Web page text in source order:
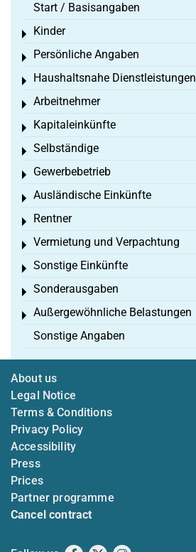
Start / Basisangaben
Kinder
Toggle menu
Persönliche Angaben
Toggle menu
Haushaltsnahe Dienstleistungen
Toggle menu
Arbeitnehmer
Toggle menu
Kapitaleinkünfte
Toggle menu
Selbständige
Toggle menu
Gewerbebetrieb
Toggle menu
Ausländische Einkünfte
Toggle menu
Rentner
Toggle menu
Vermietung und Verpachtung
Toggle menu
Sonstige Einkünfte
Toggle menu
Sonderausgaben
Toggle menu
Außergewöhnliche Belastungen
Toggle menu
Sonstige Angaben
About us
Legal Notice
Terms & Conditions
Privacy Policy
Accessibility
Press
Prices
Partner programme
Cancel contract